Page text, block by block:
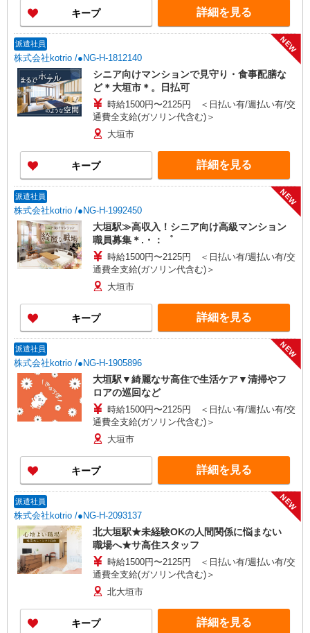
キープ 詳細を見る
派遣社員
株式会社kotrio /●NG-H-1812140
NEW
シニア向けマンションで見守り・食事配膳な
ど＊大垣市＊。日払可
時給1500円〜2125円 ＜日払い有/週払い有/交
通費全支給(ガソリン代含む)＞
大垣市
キープ 詳細を見る
派遣社員
株式会社kotrio /●NG-H-1992450
NEW
大垣駅≫高収入！シニア向け高級マンション
職員募集＊.・：゜
時給1500円〜2125円 ＜日払い有/週払い有/交
通費全支給(ガソリン代含む)＞
大垣市
キープ 詳細を見る
派遣社員
株式会社kotrio /●NG-H-1905896
NEW
大垣駅▼綺麗なサ高住で生活ケア▼清掃やフ
ロアの巡回など
時給1500円〜2125円 ＜日払い有/週払い有/交
通費全支給(ガソリン代含む)＞
大垣市
キープ 詳細を見る
派遣社員
株式会社kotrio /●NG-H-2093137
NEW
北大垣駅★未経験OKの人間関係に悩まない
職場へ★サ高住スタッフ
時給1500円〜2125円 ＜日払い有/週払い有/交
通費全支給(ガソリン代含む)＞
北大垣市
キープ 詳細を見る